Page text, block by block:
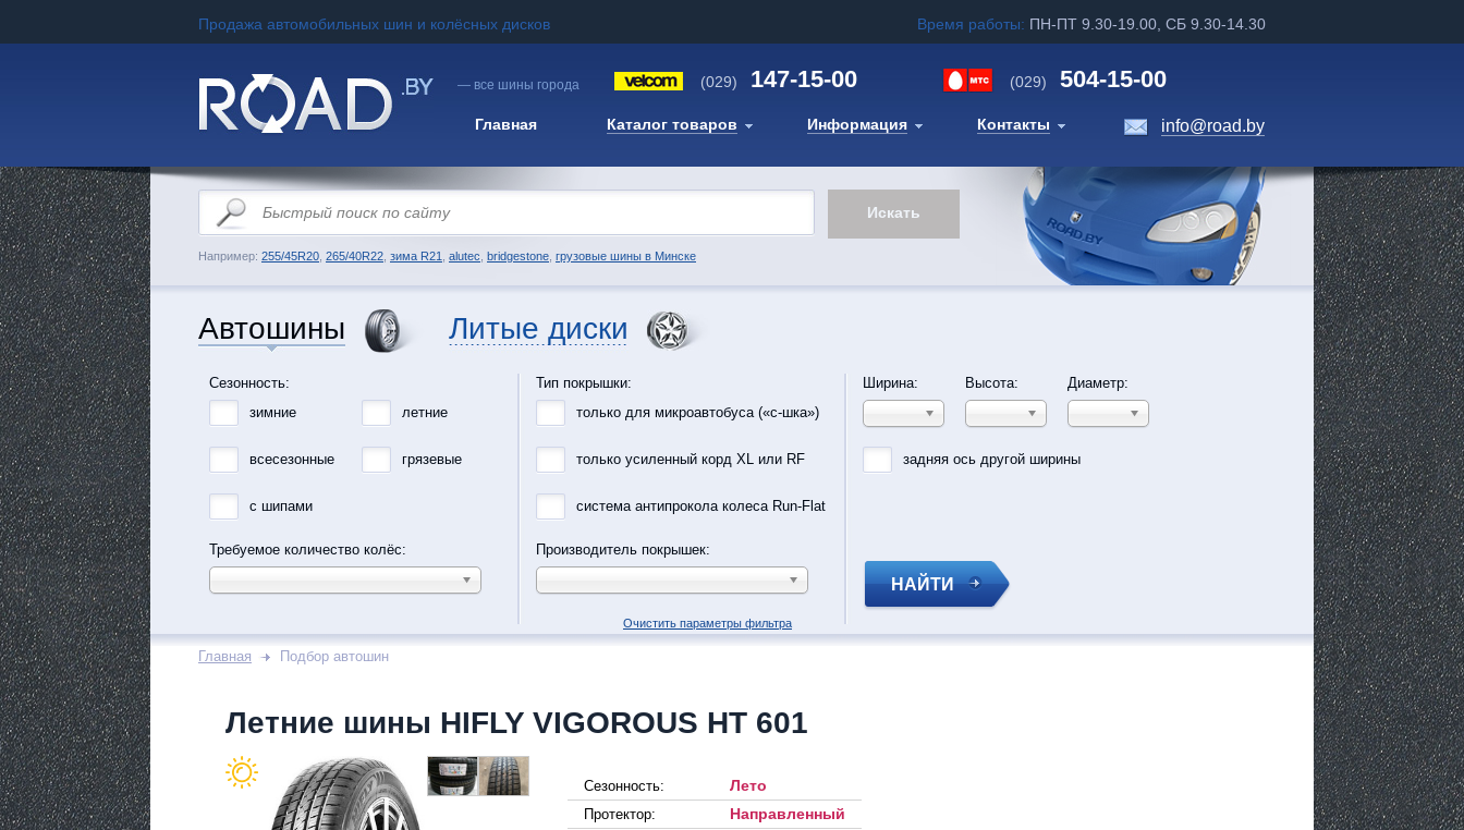
Продажа автомобильных шин и колёсных дисков Время работы: ПН-ПТ 9.30-19.00, СБ 9.30-14.30
— все шины города (029) 147-15-00 (029) 504-15-00
Главная Каталог товаров Информация Контакты info@road.by
Например: 255/45R20 265/40R22 зима R21 alutec bridgestone грузовые шины в Минске
Автошины Литые диски
Сезонность:
зимние
летние
всесезонные грязевые
с шипами
Требуемое количество колёс:
Тип покрышки:
только для микроавтобуса («с-шка»)
только усиленный корд XL или RF
система антипрокола колеса Run-Flat
Производитель покрышек:
Ширина: Высота: Диаметр:
задняя ось другой ширины
НАЙТИ
Очистить параметры фильтра
Главная Подбор автошин
Летние шины HIFLY VIGOROUS HT 601
Сезонность: Лето
Протектор: Направленный